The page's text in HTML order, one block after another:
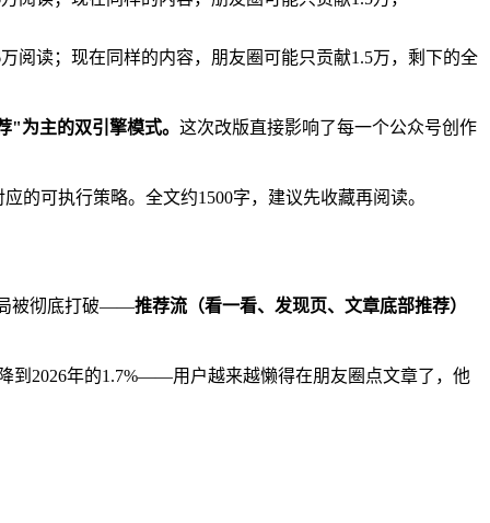
阅读；现在同样的内容，朋友圈可能只贡献1.5万，剩下的全
为主的双引擎模式。 这次改版直接影响了每一个公众号创作
的可执行策略。全文约1500字，建议先收藏再阅读。
局被彻底打破——推荐流（看一看、发现页、文章底部推荐）
到2026年的1.7%——用户越来越懒得在朋友圈点文章了，他